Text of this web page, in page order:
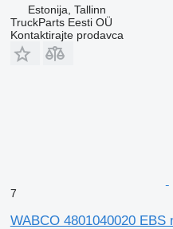
Estonija, Tallinn
TruckParts Eesti OÜ
Kontaktirajte prodavca
7
WABCO 4801040020